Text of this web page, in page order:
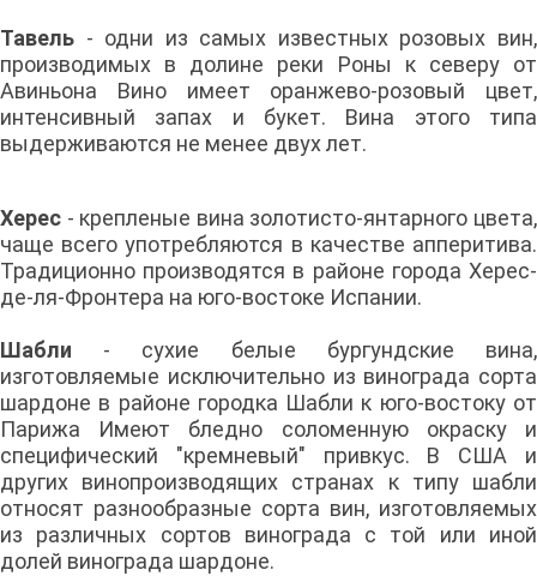
Тавель - одни из самых известных розовых вин,
производимых в долине реки Роны к северу от
Авиньона Вино имеет оранжево-розовый цвет,
интенсивный запах и букет. Вина этого типа
выдерживаются не менее двух лет.
Херес - крепленые вина золотисто-янтарного цвета,
чаще всего употребляются в качестве апперитива.
Традиционно производятся в районе города Херес-
де-ля-Фронтера на юго-востоке Испании.
Шабли - сухие белые бургундские вина,
изготовляемые исключительно из винограда сорта
шардоне в районе городка Шабли к юго-востоку от
Парижа Имеют бледно соломенную окраску и
специфический "кремневый" привкус. В США и
других винопроизводящих странах к типу шабли
относят разнообразные сорта вин, изготовляемых
из различных сортов винограда с той или иной
долей винограда шардоне.